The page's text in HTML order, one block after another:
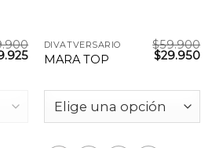
El
precio
$89.925.
DIVATVERSARIO
MARA TOP
$59.900
$29.950